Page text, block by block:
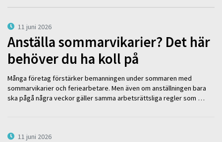
11 juni 2026
Anställa sommarvikarier? Det här
behöver du ha koll på
Många företag förstärker bemanningen under sommaren med
sommarvikarier och feriearbetare. Men även om anställningen bara
ska pågå några veckor gäller samma arbetsrättsliga regler som …
11 juni 2026